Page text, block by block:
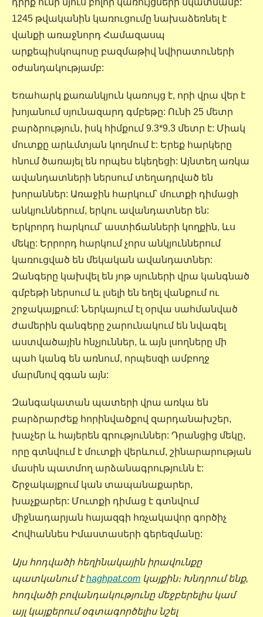
դիրք ունի մյուս բոլոր կառույցների նկատմամբ:
1245 թվականին կառուցումը նախաձեռնել է
վանքի առաջնորդ Համազասպ
արքեպիսկոպոսը բազմաթիվ նվիրատուների
օժանդակությամբ:
Եռահարկ քառանկյուն կառույց է, որի վրա վեր է
խոյանում սյունազարդ գմբեթը: Ունի 25 մետր
բարձրություն, իսկ հիմքում 9.3*9.3 մետր է: Միակ
մուտքը արևմտյան կողմում է: Երեք հարկերը
հնում ծառայել են որպես եկեղեցի: Այնտեղ առկա
ավանդատների ներսում տեղադրված են
խորաններ: Առաջին հարկում՝ մուտքի դիմացի
անկյուններում, երկու ավանդատներ են:
Երկրորդ հարկում՝ աստիճանների կողքին, ևս
մեկը: Երրորդ հարկում չորս անկյուններում
կառուցված են մեկական ավանդատներ:
Զանգերը կախվել են յոթ սյուների վրա կանգնած
գմբեթի ներսում և լսելի են եղել վանքում ու
շրջակայքում: Ներկայում էլ օրվա սահմանված
ժամերին զանգերը շարունակում են նվագել
աստվածային հնչյուններ, և այն լսողները մի
պահ կանգ են առնում, որպեսզի ամբողջ
մարմնով զգան այն:
Զանգակատան պատերի վրա առկա են
բարձրարժեք հորինվածքով զարդանախշեր,
խաչեր և հայերեն գրություններ: Դրանցից մեկը,
որը գտնվում է մուտքի վերևում, շինարարության
մասին պատմող արձանագրությունն է:
Շրջակայքում կան տապանաքարեր,
խաչքարեր: Մուտքի դիմաց է գտնվում
միջնադարյան հայազգի հռչակավոր գործիչ
Հովհաննես Իմաստասերի գերեզմանը:
Այս հոդվածի հեղինակային իրավունքը
պատկանում էhaghpat.com կայքին։ Խնդրում ենք,
հոդվածի բովանդակությունը մեջբերելիս կամ
այլ կայքերում օգտագործելիս նշել